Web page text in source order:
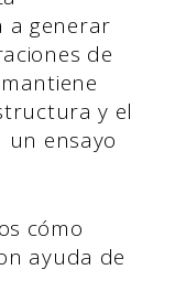
a generar
de
y el
un ensayo
cómo
ayuda de